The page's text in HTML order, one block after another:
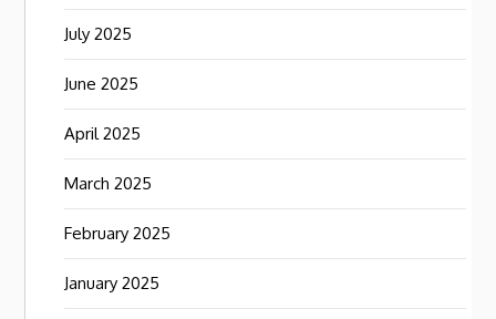
July 2025
June 2025
April 2025
March 2025
February 2025
January 2025